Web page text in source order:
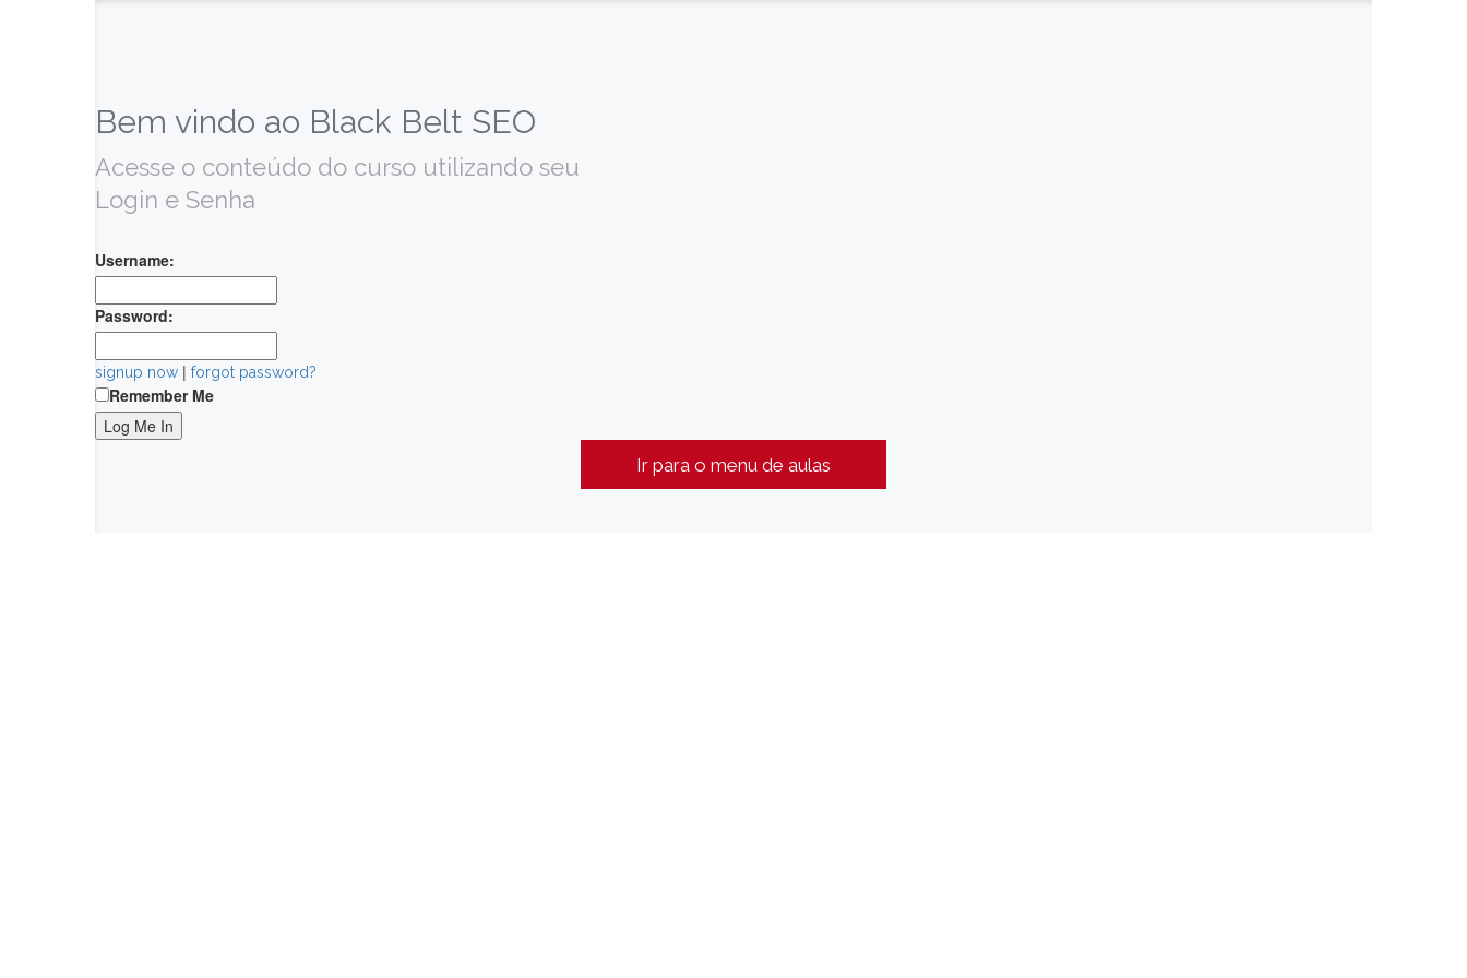
Bem vindo ao Black Belt SEO
Acesse o conteúdo do curso utilizando seu
Login e Senha
Username:
Password:
signup now | forgot password?
Remember Me
Ir para o menu de aulas